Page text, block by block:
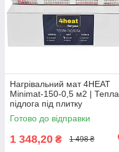
Нагрівальний мат 4HEAT
Minimat-150-0,5 м2 | Тепла
підлога під плитку
Готово до відправки
1 348,20 ₴ 1 498 ₴